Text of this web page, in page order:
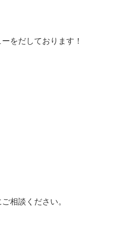
をだしております！
相談ください。